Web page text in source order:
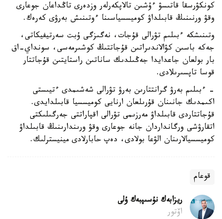
كونكۋرسقا قاتىسۋ ءۇشىن تالاپكەرلەر وزدەرى تاڭداعان جوعارى
وقۋ ورنىنىڭ قابىلداۋ كوميسسياسىنا ءوتىنىش بەرۋى كەرەك.
وتىنىشكە ءبىلىم تۋرالى قۇجات، نەگىزگى ۇبت سەرتيفيكاتى،
جەكە باسىن كۋالاندىراتىن قۇجاتتىڭ كوشىرمەسى، سونداي-اق
بار بولعان جاعدايدا جەڭىلدىك ساناتىن راستايتىن قۇجاتتار
قوسا تاپسىرىلادى.
- ءبىلىم بەرۋ گرانتتارىن بەرۋ تۋرالى شەشىمدى ءتيىستى
اكىمدىك جانىنان قۇرىلعان ارنايى كوميسسيا قابىلدايدى.
قۇجاتتاردى قابىلداۋ مەرزىمى تۋرالى اقپاراتتى جەرگىلىكتى
اتقارۋشى ورگانداردان جانە جوعارى وقۋ ورىندارىنىڭ قابىلداۋ
كوميسسيالارىنان الۋعا بولادى، دەپ حابارلادى مينيسترلىك.
قوعام
ريزابەك نۇسىپبەك ۇلى
اۆتور